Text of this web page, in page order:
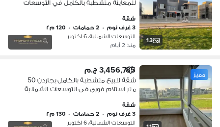
13
للمعاينة متشطبة بالكامل في التوسعات
شقة
3 غرف نوم
• 2 حمامات • 120 م٢
التوسعات الشمالية، 6 اكتوبر
منذ 2 أيام
مميز 3,456,785 ج.م
شقة للبيع متشطبة بالكامل بجاردن 50
متر استلام فوري في التوسعات الشمالية
شقة
3 غرف نوم
• 2 حمامات • 130 م٢
التوسعات الشمالية، 6 اكتوبر